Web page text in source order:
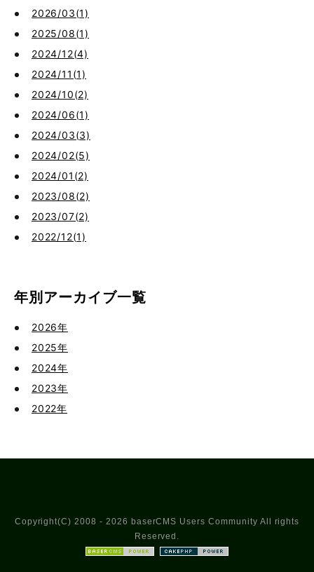
2026/03(1)
2025/08(1)
2024/12(4)
2024/11(1)
2024/10(2)
2024/06(1)
2024/03(3)
2024/02(5)
2024/01(2)
2023/08(2)
2023/07(2)
2022/12(1)
年別アーカイブ一覧
2026年
2025年
2024年
2023年
2022年
Copyright(C) 2008 - 2026 baserCMS Users Community All rights
Reserved.